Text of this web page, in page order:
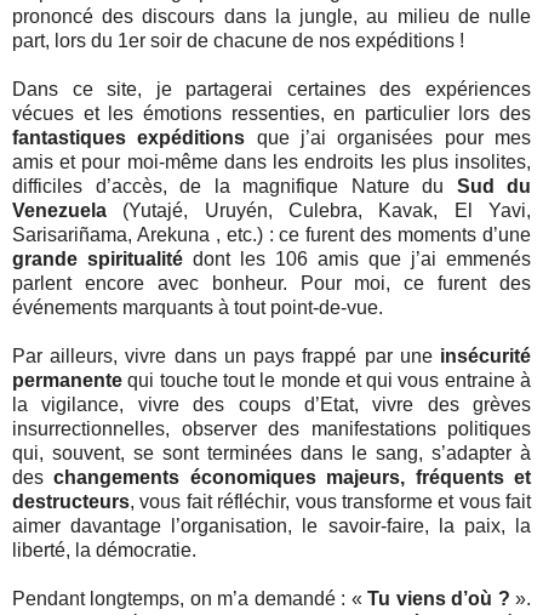
prononcé des discours dans la jungle, au milieu de nulle
part, lors du 1er soir de chacune de nos expéditions !
Dans ce site, je partagerai certaines des expériences
vécues et les émotions ressenties, en particulier lors des
fantastiques expéditions que j’ai organisées pour mes
amis et pour moi-même dans les endroits les plus insolites,
difficiles d’accès, de la magnifique Nature du Sud du
Venezuela (Yutajé, Uruyén, Culebra, Kavak, El Yavi,
Sarisariñama, Arekuna , etc.) : ce furent des moments d’une
grande spiritualité dont les 106 amis que j’ai emmenés
parlent encore avec bonheur. Pour moi, ce furent des
événements marquants à tout point-de-vue.
Par ailleurs, vivre dans un pays frappé par une insécurité
permanente qui touche tout le monde et qui vous entraine à
la vigilance, vivre des coups d’Etat, vivre des grèves
insurrectionnelles, observer des manifestations politiques
qui, souvent, se sont terminées dans le sang, s’adapter à
deschangements économiques majeurs, fréquents et
destructeurs, vous fait réfléchir, vous transforme et vous fait
aimer davantage l’organisation, le savoir-faire, la paix, la
liberté, la démocratie.
Pendant longtemps, on m’a demandé : «Tu viens d’où ? ».